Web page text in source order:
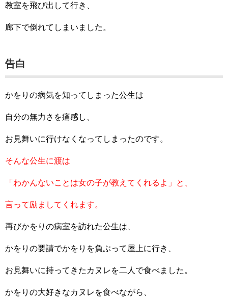
教室を飛び出して行き、
廊下で倒れてしまいました。
告白
かをりの病気を知ってしまった公生は
自分の無力さを痛感し、
お見舞いに行けなくなってしまったのです。
そんな公生に渡は
「わかんないことは女の子が教えてくれるよ」と、
言って励ましてくれます。
再びかをりの病室を訪れた公生は、
かをりの要請でかをりを負ぶって屋上に行き、
お見舞いに持ってきたカヌレを二人で食べました。
かをりの大好きなカヌレを食べながら、